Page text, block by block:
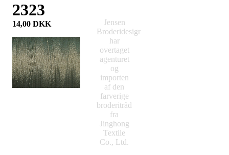
2323
14,00 DKK
Jensen
Broderidesign
har
overtaget
agenturet
og
importen
af den
farverige
broderitråd
fra
Jinghong
Textile
Co., Ltd.